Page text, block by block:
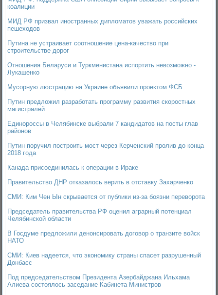
коалиции
МИД РФ призвал иностранных дипломатов уважать российских
пешеходов
Путина не устраивает соотношение цена-качество при
строительстве дорог
Отношения Беларуси и Туркменистана испортить невозможно -
Лукашенко
Мусорную люстрацию на Украине объявили проектом ФСБ
Путин предложил разработать программу развития скоростных
магистралей
Единороссы в Челябинске выбрали 7 кандидатов на посты глав
районов
Путин поручил построить мост через Керченский пролив до конца
2018 года
Канада присоединилась к операции в Ираке
Правительство ДНР отказалось верить в отставку Захарченко
СМИ: Ким Чен Ын скрывается от публики из-за боязни переворота
Председатель правительства РФ оценил аграрный потенциал
Челябинской области
В Госдуме предложили денонсировать договор о транзите войск
НАТО
СМИ: Киев надеется, что экономику страны спасет разрушенный
Донбасс
Под председательством Президента Азербайджана Ильхама
Алиева состоялось заседание Кабинета Министров